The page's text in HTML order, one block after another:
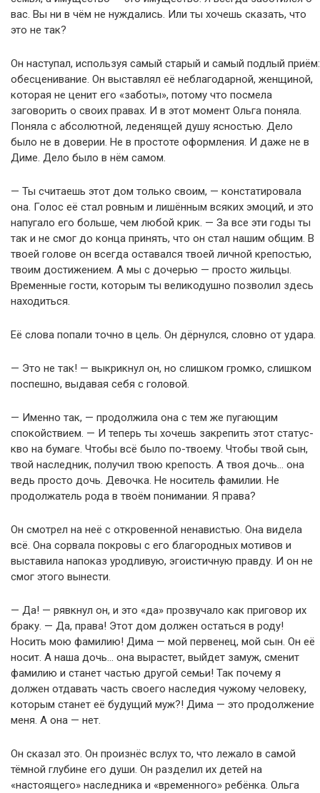
вас. Вы ни в чём не нуждались. Или ты хочешь сказать, что
это не так?
Он наступал, используя самый старый и самый подлый приём:
обесценивание. Он выставлял её неблагодарной, женщиной,
которая не ценит его «заботы», потому что посмела
заговорить о своих правах. И в этот момент Ольга поняла.
Поняла с абсолютной, леденящей душу ясностью. Дело
было не в доверии. Не в простоте оформления. И даже не в
Диме. Дело было в нём самом.
— Ты считаешь этот дом только своим, — констатировала
она. Голос её стал ровным и лишённым всяких эмоций, и это
напугало его больше, чем любой крик. — За все эти годы ты
так и не смог до конца принять, что он стал нашим общим. В
твоей голове он всегда оставался твоей личной крепостью,
твоим достижением. А мы с дочерью — просто жильцы.
Временные гости, которым ты великодушно позволил здесь
находиться.
Её слова попали точно в цель. Он дёрнулся, словно от удара.
— Это не так! — выкрикнул он, но слишком громко, слишком
поспешно, выдавая себя с головой.
— Именно так, — продолжила она с тем же пугающим
спокойствием. — И теперь ты хочешь закрепить этот статус-
кво на бумаге. Чтобы всё было по-твоему. Чтобы твой сын,
твой наследник, получил твою крепость. А твоя дочь… она
ведь просто дочь. Девочка. Не носитель фамилии. Не
продолжатель рода в твоём понимании. Я права?
Он смотрел на неё с откровенной ненавистью. Она видела
всё. Она сорвала покровы с его благородных мотивов и
выставила напоказ уродливую, эгоистичную правду. И он не
смог этого вынести.
— Да! — рявкнул он, и это «да» прозвучало как приговор их
браку. — Да, права! Этот дом должен остаться в роду!
Носить мою фамилию! Дима — мой первенец, мой сын. Он её
носит. А наша дочь… она вырастет, выйдет замуж, сменит
фамилию и станет частью другой семьи! Так почему я
должен отдавать часть своего наследия чужому человеку,
которым станет её будущий муж?! Дима — это продолжение
меня. А она — нет.
Он сказал это. Он произнёс вслух то, что лежало в самой
тёмной глубине его души. Он разделил их детей на
«настоящего» наследника и «временного» ребёнка. Ольга